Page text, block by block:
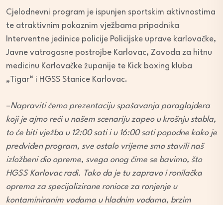
Cjelodnevni program je ispunjen sportskim aktivnostima
te atraktivnim pokaznim vježbama pripadnika
Interventne jedinice policije Policijske uprave karlovačke,
Javne vatrogasne postrojbe Karlovac, Zavoda za hitnu
medicinu Karlovačke županije te Kick boxing kluba
„Tigar“ i HGSS Stanice Karlovac.
–Napraviti ćemo prezentaciju spašavanja paraglajdera
koji je ajmo reći u našem scenariju zapeo u krošnju stabla,
to će biti vježba u 12:00 sati i u 16:00 sati popodne kako je
predviđen program, sve ostalo vrijeme smo stavili naš
izložbeni dio opreme, svega onog čime se bavimo, što
HGSS Karlovac radi. Tako da je tu zapravo i ronilačka
oprema za specijalizirane ronioce za ronjenje u
kontaminiranim vodama u hladnim vodama, brzim